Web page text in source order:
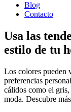
Blog
Contacto
Usa las
estilo de tu
Los colores pueden
preferencias
cálidos como el
moda. Descubre